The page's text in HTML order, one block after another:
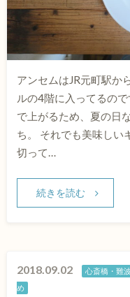
アンセムはJR元町駅か
ルの4階に入ってるの
で上がるため、夏の日
ち。 それでも美味しい
切って…
続きを読む
2018.09.02
心斎橋・難
め